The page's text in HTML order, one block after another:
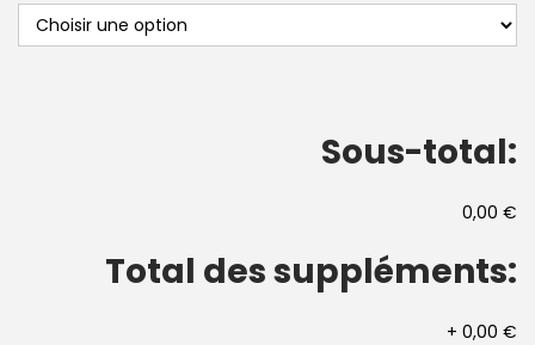
Sous-total:
0,00 €
Total des suppléments:
+ 0,00 €